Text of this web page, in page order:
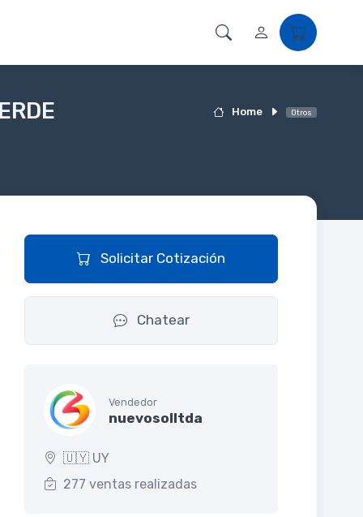
Home Otros
Solicitar Cotización
Chatear
Vendedor
nuevosolltda
🇺🇾 UY
277 ventas realizadas